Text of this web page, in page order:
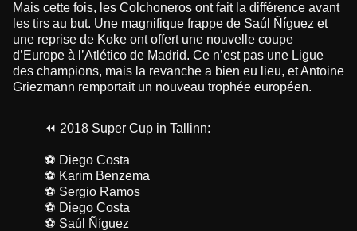
Mais cette fois, les Colchoneros ont fait la différence avant
les tirs au but. Une magnifique frappe de Saúl Ñíguez et
une reprise de Koke ont offert une nouvelle coupe
d’Europe à l’Atlético de Madrid. Ce n’est pas une Ligue
des champions, mais la revanche a bien eu lieu, et Antoine
Griezmann remportait un nouveau trophée européen.
⏪ 2018 Super Cup in Tallinn:
⚽️ Diego Costa
⚽️ Karim Benzema
⚽️ Sergio Ramos
⚽️ Diego Costa
⚽️ Saúl Ñíguez